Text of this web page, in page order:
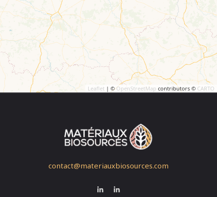
Leaflet | ©OpenStreetMap contributors © CARTO
contact@materiauxbiosources.com